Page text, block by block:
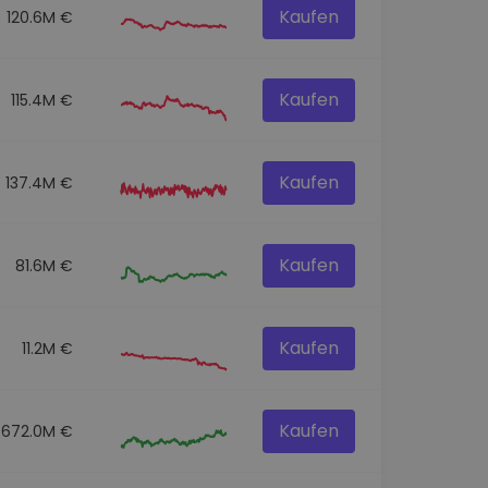
120.6M € Kaufen
115.4M € Kaufen
137.4M € Kaufen
81.6M € Kaufen
11.2M € Kaufen
672.0M € Kaufen